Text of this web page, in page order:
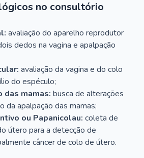
no consultório
avaliação do aparelho reprodutor
dedos na vagina e apalpação
avaliação da vagina e do colo
do espéculo;
das mamas: busca de alterações
da apalpação das mamas;
ou Papanicolau: coleta de
útero para a detecção de
câncer de colo de útero.